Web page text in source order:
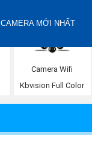
CAMERA MỚI NHẤT
Camera Wifi
Kbvision Full Color